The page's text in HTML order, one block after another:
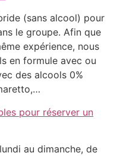
(sans alcool) pour
le groupe. Afin que
expérience, nous
en formule avec ou
des alcools 0%
pour réserver un
au dimanche, de